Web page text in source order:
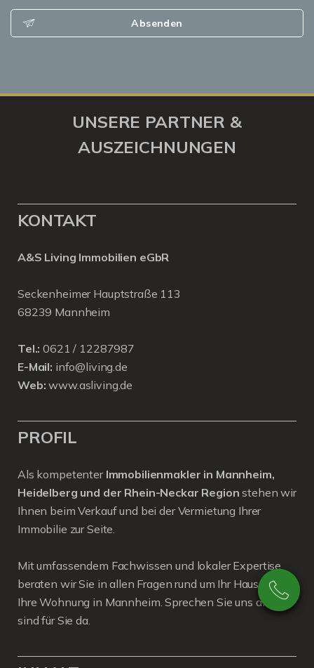
Absenden
UNSERE PARTNER &
AUSZEICHNUNGEN
KONTAKT
A&S Living Immobilien eGbR
Seckenheimer Hauptstraße 113
68239 Mannheim
Tel.: 0621 / 12287987
E-Mail: info@living.de
Web: www.asliving.de
PROFIL
Als kompetenter Immobilienmakler in Mannheim,
Heidelberg und der Rhein-Neckar Region stehen wir
Ihnen beim Verkauf und bei der Vermietung Ihrer
Immobilie zur Seite.
Mit umfassendem Fachwissen und lokaler Expertise
beraten wir Sie in allen Fragen rund um Ihr Haus oder
Ihre Wohnung in Mannheim. Sprechen Sie uns an - wir
sind für Sie da.